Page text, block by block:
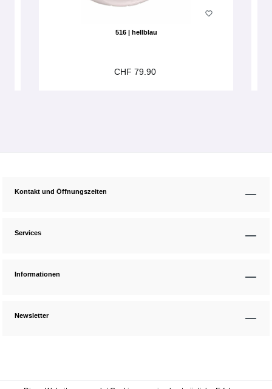
516 | hellblau
CHF 79.90
Kontakt und Öffnungszeiten
Services
Informationen
Newsletter